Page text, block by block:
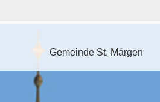
Gemeinde St. Märgen